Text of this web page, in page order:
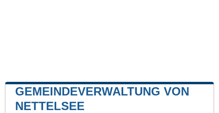
GEMEINDEVERWALTUNG VON
NETTELSEE